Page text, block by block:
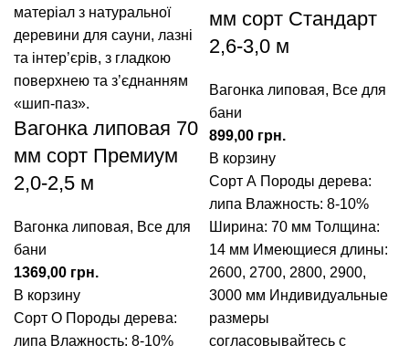
Вагонка липовая 70
мм сорт Премиум
2,0-2,5 м
Вагонка липовая, Все для
бани
грн.
В корзину
Сорт О Породы дерева:
липа Влажность: 8-10%
мм сорт Стандарт
2,6-3,0 м
Вагонка липовая, Все для
бани
грн.
В корзину
Сорт А Породы дерева:
липа Влажность: 8-10%
Ширина: 70 мм Толщина:
14 мм Имеющиеся длины:
2600, 2700, 2800, 2900,
3000 мм Индивидуальные
размеры
согласовывайтесь с